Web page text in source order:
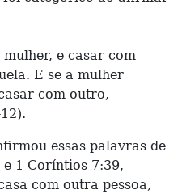
e casar com
E se a mulher
com outro,
essas palavras de
e 1 Coríntios 7:39,
com outra pessoa,